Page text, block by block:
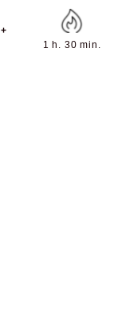
+
1 h. 30 min.